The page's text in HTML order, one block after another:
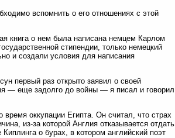
вспомнить о его отношениях с этой
книга о нем была написана немцем Карлом
стипендии, только немецкий
и создали условия для написания
первый раз открыто заявил о своей
— еще задолго до войны — я писал и говорил
оккупации Египта. Он считал, что страх
из-за которой Англия отказывается отдать
о бурах, в котором английский поэт